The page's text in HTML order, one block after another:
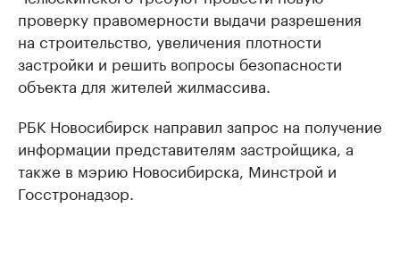
проверку правомерности выдачи разрешения
на строительство, увеличения плотности
застройки и решить вопросы безопасности
объекта для жителей жилмассива.
РБК Новосибирск направил запрос на получение
информации представителям застройщика, а
также в мэрию Новосибирска, Минстрой и
Госстронадзор.